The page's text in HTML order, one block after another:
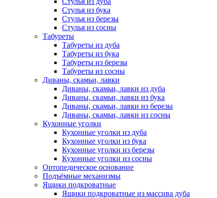
Стулья из бука
Стулья из березы
Стулья из сосны
Табуреты
Табуреты из дуба
Табуреты из бука
Табуреты из березы
Табуреты из сосны
Диваны, скамьи, лавки
Диваны, скамьи, лавки из дуба
Диваны, скамьи, лавки из бука
Диваны, скамьи, лавки из березы
Диваны, скамьи, лавки из сосны
Кухонные уголки
Кухонные уголки из дуба
Кухонные уголки из бука
Кухонные уголки из березы
Кухонные уголки из сосны
Ортопедическое основание
Подъёмные механизмы
Ящики подкроватные
Ящики подкроватные из массива дуба